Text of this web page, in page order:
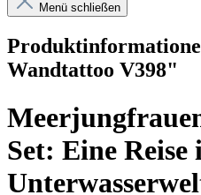
Menü schließen
Wandtattoo V398"
Set: Eine Reise